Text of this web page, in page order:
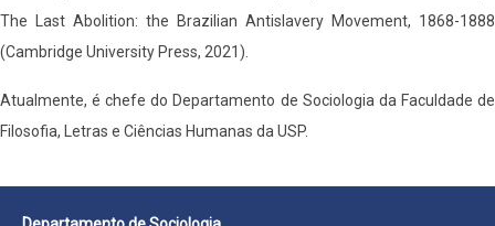
The Last Abolition: the Brazilian Antislavery Movement, 1868-1888
(Cambridge University Press, 2021).
Atualmente, é chefe do Departamento de Sociologia da Faculdade de
Filosofia, Letras e Ciências Humanas da USP.